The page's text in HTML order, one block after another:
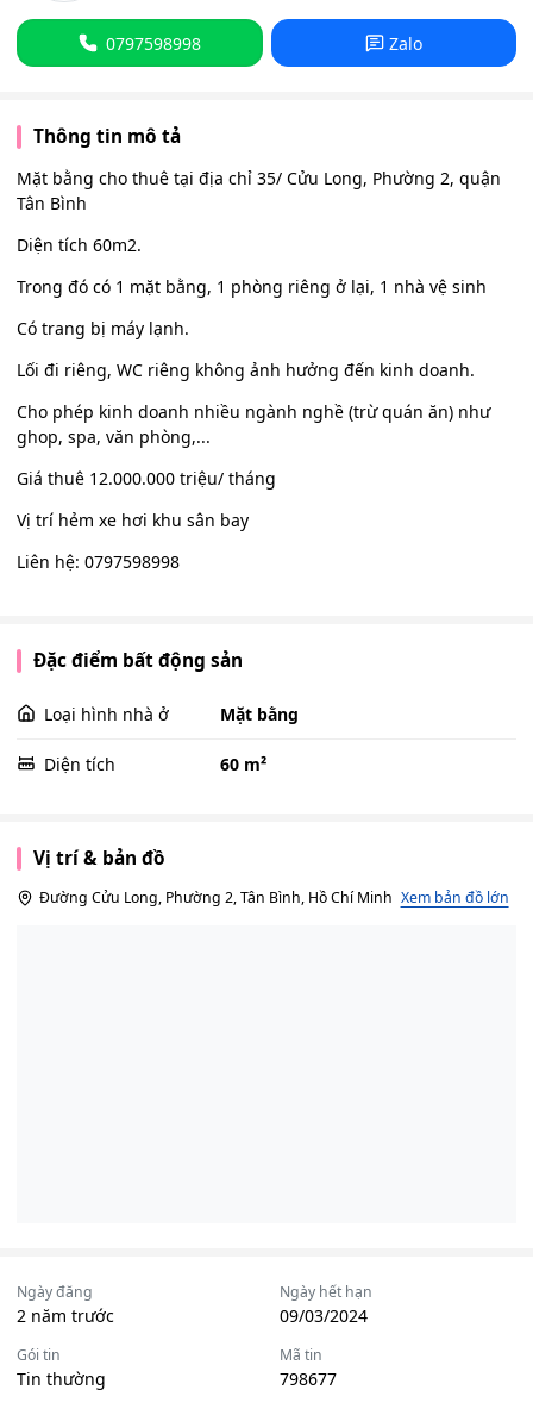
0797598998 Zalo
Thông tin mô tả
Mặt bằng cho thuê tại địa chỉ 35/ Cửu Long, Phường 2, quận
Tân Bình
Diện tích 60m2.
Trong đó có 1 mặt bằng, 1 phòng riêng ở lại, 1 nhà vệ sinh
Có trang bị máy lạnh.
Lối đi riêng, WC riêng không ảnh hưởng đến kinh doanh.
Cho phép kinh doanh nhiều ngành nghề (trừ quán ăn) như
ghop, spa, văn phòng,...
Giá thuê 12.000.000 triệu/ tháng
Vị trí hẻm xe hơi khu sân bay
Liên hệ: 0797598998
Đặc điểm bất động sản
Loại hình nhà ở Mặt bằng
Diện tích 60 m²
Vị trí & bản đồ
Đường Cửu Long, Phường 2, Tân Bình, Hồ Chí Minh Xem bản đồ lớn
Ngày đăng
2 năm trước
Ngày hết hạn
09/03/2024
Gói tin
Tin thường
Mã tin
798677